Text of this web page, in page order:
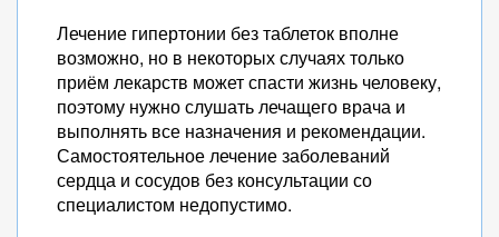
Лечение гипертонии без таблеток вполне
возможно, но в некоторых случаях только
приём лекарств может спасти жизнь человеку,
поэтому нужно слушать лечащего врача и
выполнять все назначения и рекомендации.
Самостоятельное лечение заболеваний
сердца и сосудов без консультации со
специалистом недопустимо.